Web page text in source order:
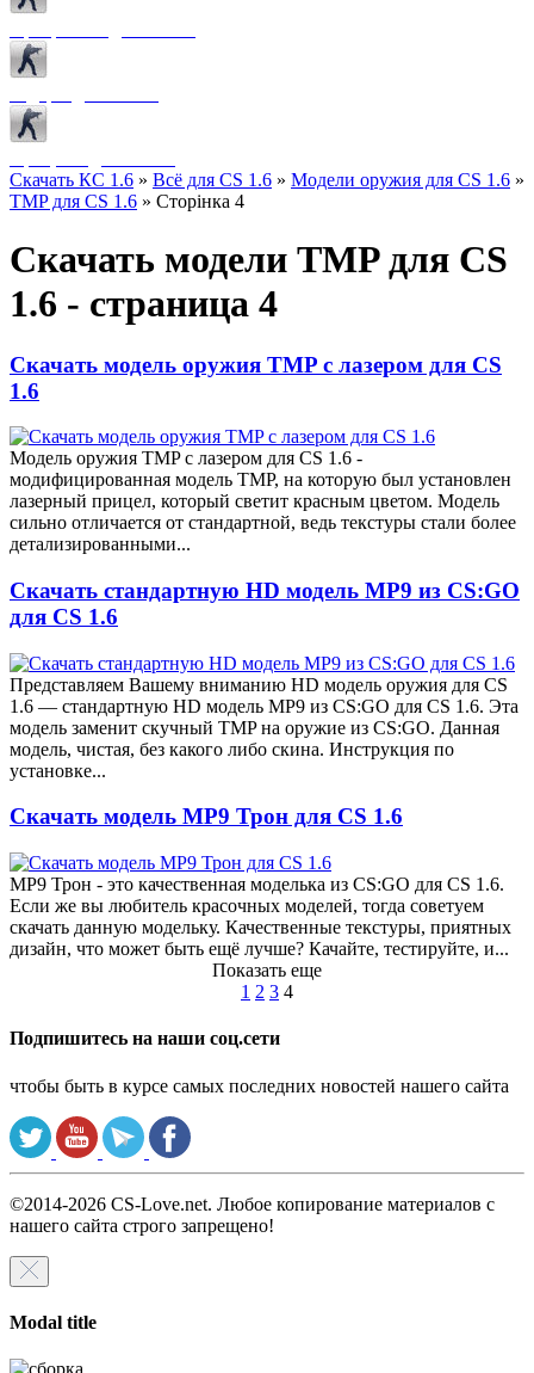
Скачать КС 1.6 » Всё для CS 1.6 » Модели оружия для CS 1.6 »
TMP для CS 1.6 » Сторінка 4
Скачать модели TMP для CS
1.6 - страница 4
Скачать модель оружия TMP с лазером для CS
1.6
Модель оружия TMP с лазером для CS 1.6 -
модифицированная модель TMP, на которую был установлен
лазерный прицел, который светит красным цветом. Модель
сильно отличается от стандартной, ведь текстуры стали более
детализированными...
Скачать стандартную HD модель MP9 из CS:GO
для CS 1.6
Представляем Вашему вниманию HD модель оружия для CS
1.6 — стандартную HD модель MP9 из CS:GO для CS 1.6. Эта
модель заменит скучный TMP на оружие из CS:GO. Данная
модель, чистая, без какого либо скина. Инструкция по
установке...
Скачать модель MP9 Трон для CS 1.6
MP9 Трон - это качественная моделька из CS:GO для CS 1.6.
Если же вы любитель красочных моделей, тогда советуем
скачать данную модельку. Качественные текстуры, приятных
дизайн, что может быть ещё лучше? Качайте, тестируйте, и...
Показать еще
1 2 3 4
Подпишитесь на наши соц.сети
чтобы быть в курсе самых последних новостей нашего сайта
©2014-2026 CS-Love.net. Любое копирование материалов с
нашего сайта строго запрещено!
Modal title